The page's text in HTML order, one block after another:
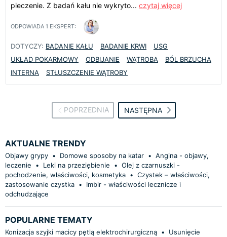
pieczenie. Z badań kału nie wykryto... czytaj więcej
ODPOWIADA 1 EKSPERT:
DOTYCZY: BADANIE KAŁU BADANIE KRWI
USG
UKŁAD POKARMOWY
ODBIJANIE WĄTROBA
BÓL BRZUCHA
INTERNA
STŁUSZCZENIE WĄTROBY
POPRZEDNIA NASTĘPNA
AKTUALNE TRENDY
Objawy grypy • Domowe sposoby na katar • Angina - objawy,
leczenie
• Leki na przeziębienie • Olej z czarnuszki -
pochodzenie, właściwości, kosmetyka • Czystek – właściwości,
zastosowanie czystka •
Imbir - właściwości lecznicze i
odchudzające
POPULARNE TEMATY
Konizacja szyjki macicy pętlą elektrochirurgiczną •
Usunięcie